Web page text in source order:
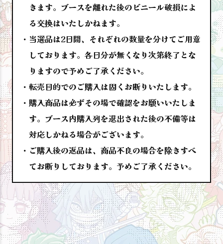
きます。ブースを離れた後のビニール破損によ
る交換はいたしかねます。
当選品は2日間、それぞれの数量を分けてご用意
しております。各日分が無くなり次第終了とな
りますので予めご了承ください。
転売目的でのご購入は固くお断りいたします。
購入商品は必ずその場で確認をお願いいたしま
す。ブース内購入列を退出された後の不備等は
対応しかねる場合がございます。
ご購入後の返品は、商品不良の場合を除きすべ
てお断りしております。予めご了承ください。